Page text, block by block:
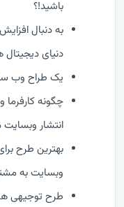
باشید!؟
به دنبال
دنیای
یک طراح وب
چگونه
انتشار
بهترین طرح
وبسایت به
طرح توجیهی